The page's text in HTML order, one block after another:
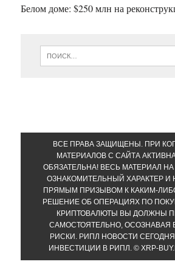
Белом доме: $250 млн на
ВСЕ ПРАВА ЗАЩИЩЕНЫ. ПРИ
МАТЕРИАЛОВ С САЙТА
ОБЯЗАТЕЛЬНА! ВЕСЬ МАТЕРИАЛ
ОЗНАКОМИТЕЛЬНЫЙ ХАРАКТЕР И
ПРЯМЫМ ПРИЗЫВОМ К КАКИМ-
РЕШЕНИЕ ОБ ОПЕРАЦИЯХ ПО
КРИПТОВАЛЮТЫ ВЫ ДОЛЖНЫ
САМОСТОЯТЕЛЬНО,
РИСКИ. РИПЛ НОВОСТИ
ИНВЕСТИЦИИ В РИПЛ. © XRP-